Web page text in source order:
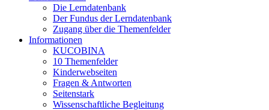
Die Lerndatenbank
Der Fundus der Lerndatenbank
Zugang über die Themenfelder
Informationen
KUCOBINA
10 Themenfelder
Kinderwebseiten
Fragen & Antworten
Seitenstark
Wissenschaftliche Begleitung